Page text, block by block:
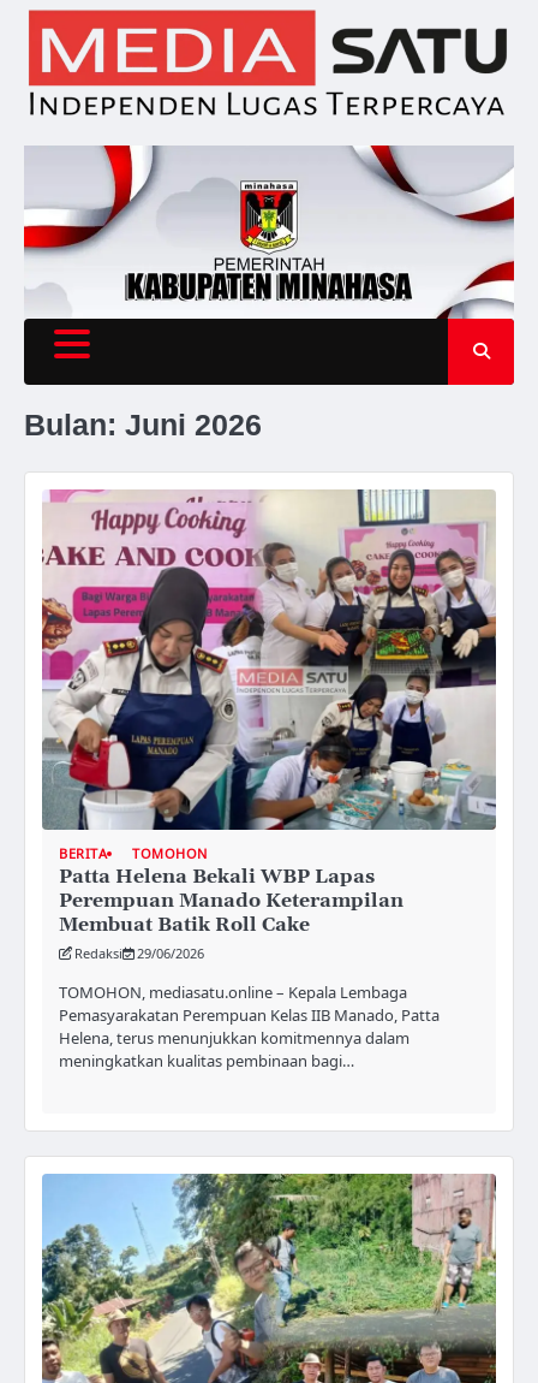
Skip
content
Bulan: Juni 2026
BERITA TOMOHON
Patta Helena Bekali WBP Lapas
Perempuan Manado Keterampilan
Membuat Batik Roll Cake
Redaksi 29/06/2026
TOMOHON, mediasatu.online – Kepala Lembaga
Pemasyarakatan Perempuan Kelas IIB Manado, Patta
Helena, terus menunjukkan komitmennya dalam
meningkatkan kualitas pembinaan bagi…